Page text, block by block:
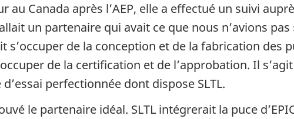
au Canada après l’AEP, elle a effectué un suivi
un partenaire qui avait ce que nous n’avions
s’occuper de la conception et de la fabrication des
de la certification et de l’approbation. Il
perfectionnée dont dispose SLTL.
le partenaire idéal. SLTL intégrerait la puce